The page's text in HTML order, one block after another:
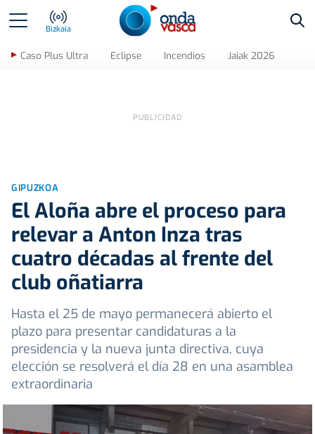
Bizkaia
Caso Plus Ultra Eclipse Incendios Jaiak 2026
GIPUZKOA
El Aloña abre el proceso para
relevar a Anton Inza tras
cuatro décadas al frente del
club oñatiarra
Hasta el 25 de mayo permanecerá abierto el
plazo para presentar candidaturas a la
presidencia y la nueva junta directiva, cuya
elección se resolverá el día 28 en una asamblea
extraordinaria